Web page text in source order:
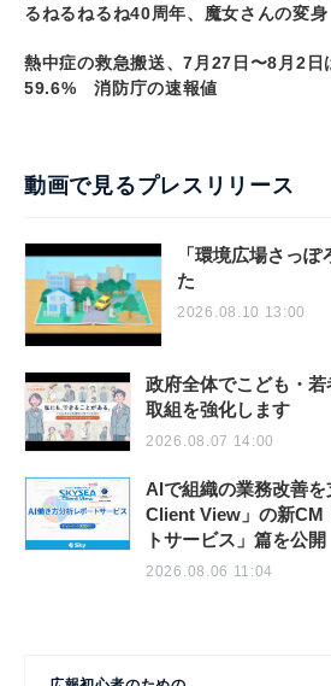
るねるねるね40周年、魔女さんの変身
熱中症の救急搬送、7月27日〜8月2
59.6% 消防庁の速報値
動画で見るプレスリリース
「環境広場さっ
た
2026.08.10 13:00
政府全体でこども・
取組を強化します
2026.08.07 14:00
AIで組織の業務改善
Client View」の新CM
トサービス」篇を公開
2026.08.06 11:04